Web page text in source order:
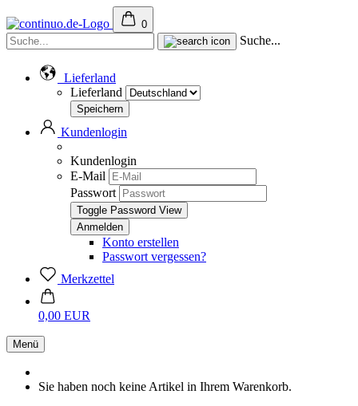
0
Suche...
Lieferland
Lieferland
Kundenlogin
Kundenlogin
E-Mail
Passwort
Toggle Password View
Konto erstellen
Passwort vergessen?
Merkzettel
0,00 EUR
Menü
Sie haben noch keine Artikel in Ihrem Warenkorb.